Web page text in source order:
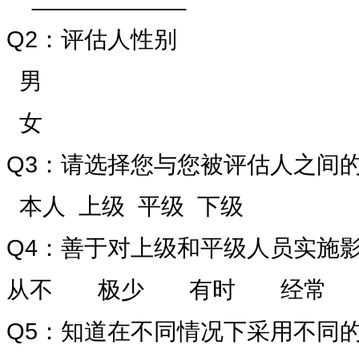
Q2 ：评估人性别
男
女
Q3 ：请选择您与您被评估人之间
本人
上级 平级 下级
Q4 ：善于对上级和平级人员实施
从不
极少 有时
经常
Q5 ：知道在不同情况下采用不同